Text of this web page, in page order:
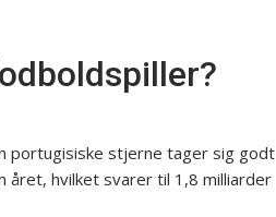
portugisiske stjerne tager sig godt
året, hvilket svarer til 1,8 milliarder